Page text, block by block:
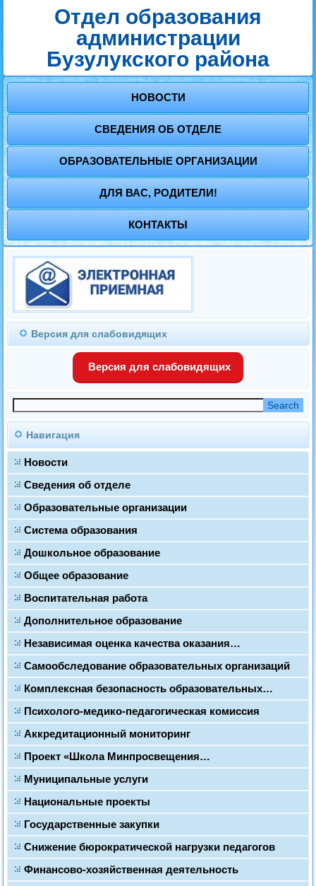
Отдел образования
администрации
Бузулукского района
НОВОСТИ
СВЕДЕНИЯ ОБ ОТДЕЛЕ
ОБРАЗОВАТЕЛЬНЫЕ ОРГАНИЗАЦИИ
ДЛЯ ВАС, РОДИТЕЛИ!
КОНТАКТЫ
Версия для слабовидящих
Версия для слабовидящих
Навигация
Новости
Сведения об отделе
Образовательные организации
Система образования
Дошкольное образование
Общее образование
Воспитательная работа
Дополнительное образование
Независимая оценка качества оказания…
Самообследование образовательных организаций
Комплексная безопасность образовательных…
Психолого-медико-педагогическая комиссия
Аккредитационный мониторинг
Проект «Школа Минпросвещения…
Муниципальные услуги
Национальные проекты
Государственные закупки
Снижение бюрократической нагрузки педагогов
Финансово-хозяйственная деятельность